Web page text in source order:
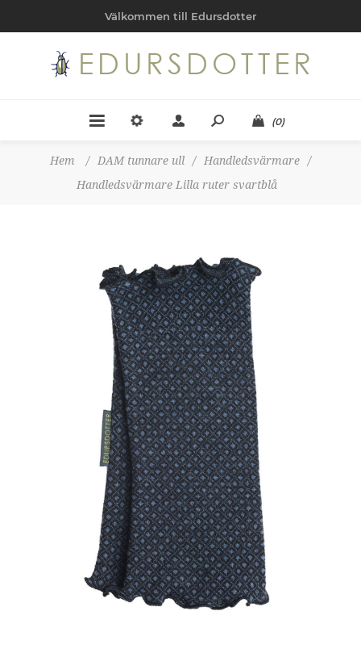
Välkommen till Edursdotter
(0)
Hem / DAM tunnare ull / Handledsvärmare
/
Handledsvärmare Lilla ruter svartblå